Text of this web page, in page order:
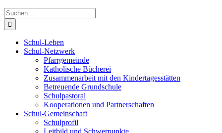
Suche
nach:
Schul-Leben
Schul-Netzwerk
Pfarrgemeinde
Katholische Bücherei
Zusammenarbeit mit den Kindertagesstätten
Betreuende Grundschule
Schulpastoral
Kooperationen und Partnerschaften
Schul-Gemeinschaft
Schulprofil
Leitbild und Schwerpunkte